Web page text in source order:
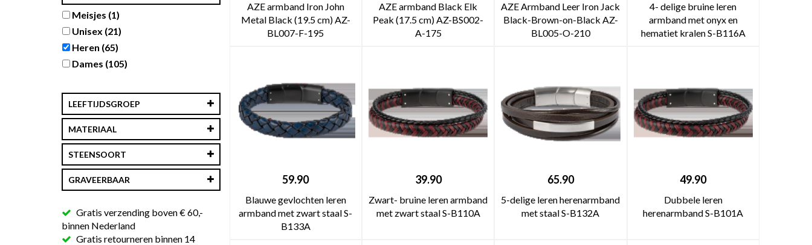
Meisjes (1)
Unisex (21)
Heren (65)
Dames (105)
LEEFTIJDSGROEP
MATERIAAL
STEENSOORT
GRAVEERBAAR
Gratis verzending boven € 60,-
binnen Nederland
Gratis retourneren binnen 14
AZE armband Iron John
Metal Black (19.5 cm) AZ-
BL007-F-195
AZE armband Black Elk
Peak (17.5 cm) AZ-BS002-
A-175
AZE Armband Leer Iron Jack
Black-Brown-on-Black AZ-
BL005-O-210
4- delige bruine leren
armband met onyx en
hematiet kralen S-B116A
59.90
Blauwe gevlochten leren
armband met zwart staal S-
B133A
39.90
Zwart- bruine leren armband
met zwart staal S-B110A
65.90
5-delige leren herenarmband
met staal S-B132A
49.90
Dubbele leren
herenarmband S-B101A